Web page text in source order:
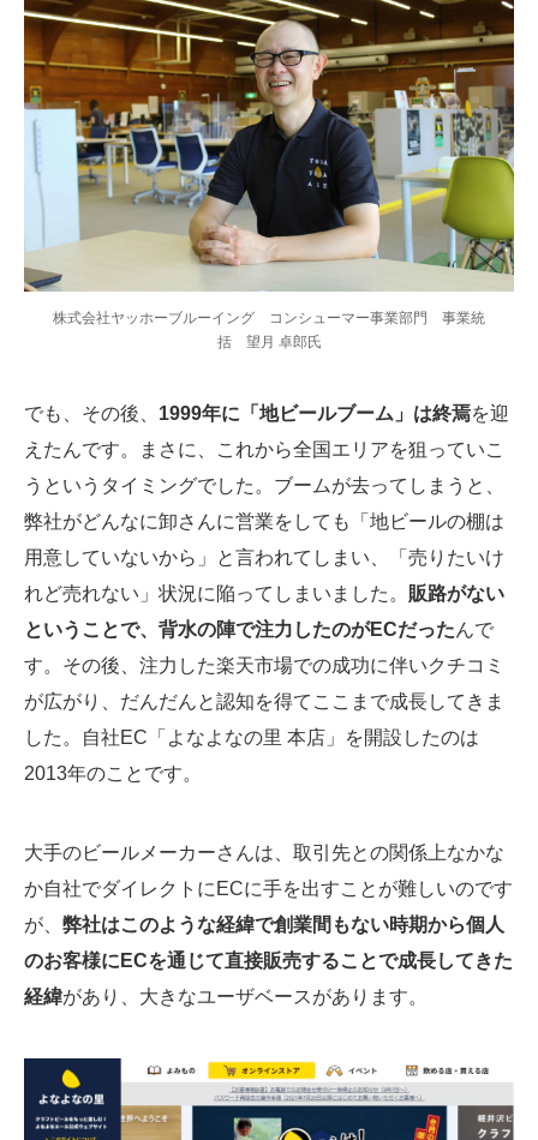
株式会社ヤッホーブルーイング コンシューマー事業部門 事業統
括 望月 卓郎氏
でも、その後、 1999年に「地ビールブーム」は終焉を迎
えたんです。まさに、これから全国エリアを狙っていこ
うというタイミングでした。ブームが去ってしまうと、
弊社がどんなに卸さんに営業をしても「地ビールの棚は
用意していないから」と言われてしまい、「売りたいけ
れど売れない」状況に陥ってしまいました。 販路がない
ということで、背水の陣で注力したのがECだったんで
す。その後、注力した楽天市場での成功に伴いクチコミ
が広がり、だんだんと認知を得てここまで成長してきま
した。自社EC「よなよなの里 本店」を開設したのは
2013年のことです。
大手のビールメーカーさんは、取引先との関係上なかな
か自社でダイレクトにECに手を出すことが難しいのです
が、 弊社はこのような経緯で創業間もない時期から個人
のお客様にECを通じて直接販売することで成長してきた
経緯があり、大きなユーザベースがあります。